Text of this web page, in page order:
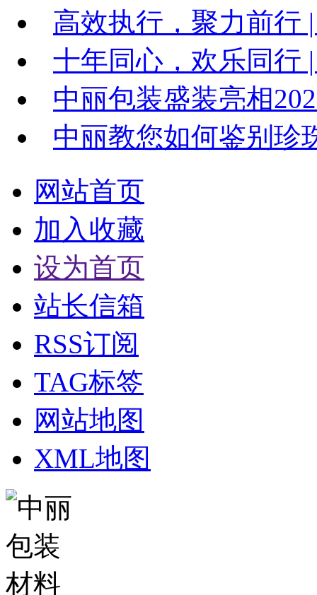
高效执行，聚力前行
十年同心，欢乐同行
中丽包装盛装亮相
中丽教您如何鉴别珍
网站首页
加入收藏
设为首页
站长信箱
RSS订阅
TAG标签
网站地图
XML地图